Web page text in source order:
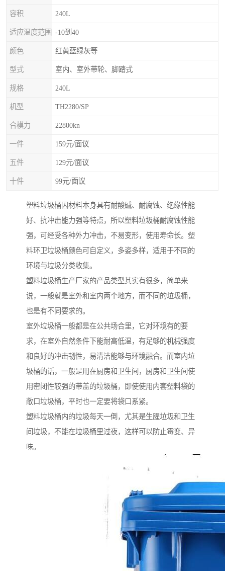
容积 240L
适应温度范围 -10到40
颜色 红黄蓝绿灰等
型式 室内、室外带轮、脚踏式
规格 240L
机型 TH2280/SP
合模力 22800kn
一件 159元/面议
五件 129元/面议
十件 99元/面议
塑料垃圾桶因材料本身具有耐酸碱、耐腐蚀、绝缘性能
好、抗冲击能力强等特点，所以塑料垃圾桶耐腐蚀性能
强，可经受各种外力冲击，不易变形，使用寿命长。塑
料环卫垃圾桶颜色可自定义，多姿多样，适用于不同的
环境与垃圾分类收集。
塑料垃圾桶生产厂家的产品类型其实有很多，简单来
说，一般就是室外和室内两个地方，而不同的垃圾桶，
也是有不同要求的。
室外垃圾桶一般都是在公共场合里，它对环境有的要
求，在室外自然条件下能耐高低温，有足够的机械强度
和良好的冲击韧性，易清洁能够与环境融合。而室内垃
圾桶的话，一般是用在厨房和卫生间，厨房和卫生间使
用密闭性较强的带盖的垃圾桶，即使使用内套塑料袋的
敞口垃圾桶，平时也一定要将袋口系紧。
塑料垃圾桶内的垃圾每天一倒，尤其是生腥垃圾和卫生
间垃圾，不能在垃圾桶里过夜，这样可以防止霉变、异
味。